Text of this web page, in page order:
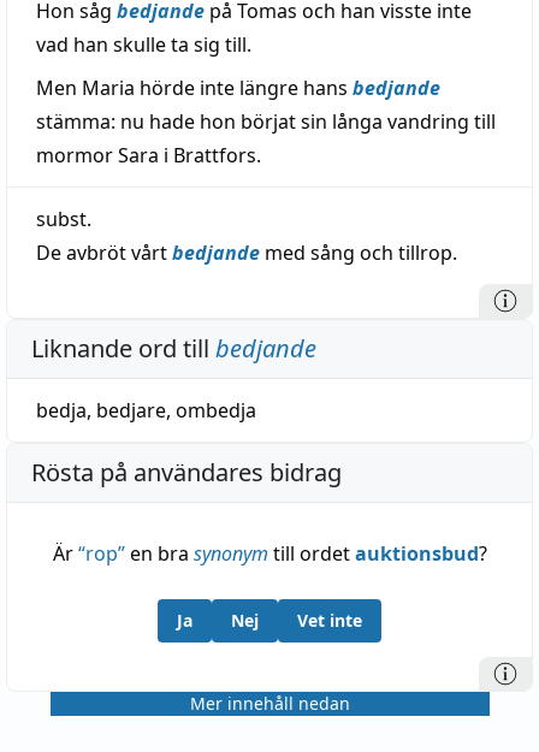
Hon såg bedjande på Tomas och han visste inte
vad han skulle ta sig till.
Men Maria hörde inte längre hans bedjande
stämma: nu hade hon börjat sin långa vandring till
mormor Sara i Brattfors.
subst.
De avbröt vårtbedjande med sång och tillrop.
Liknande ord till bedjande
bedja, bedjare, ombedja
Rösta på användares bidrag
Är“rop”en bra synonym till ordetauktionsbud?
Ja Nej Vet inte
Mer innehåll nedan